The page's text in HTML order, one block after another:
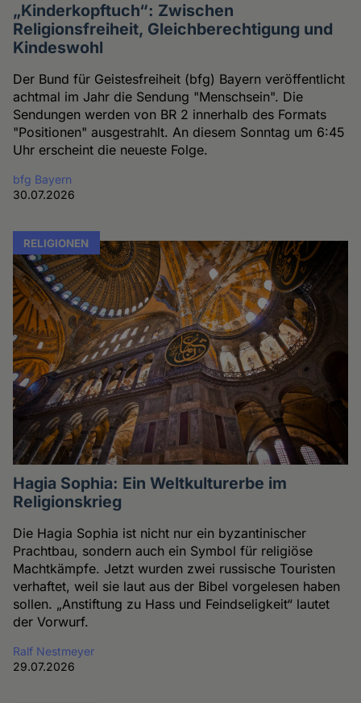
„Kinderkopftuch“: Zwischen
Religionsfreiheit, Gleichberechtigung und
Kindeswohl
Der Bund für Geistesfreiheit (bfg) Bayern veröffentlicht
achtmal im Jahr die Sendung "Menschsein". Die
Sendungen werden von BR 2 innerhalb des Formats
"Positionen" ausgestrahlt. An diesem Sonntag um 6:45
Uhr erscheint die neueste Folge.
bfg Bayern
30.07.2026
RELIGIONEN
Hagia Sophia: Ein Weltkulturerbe im
Religionskrieg
Die Hagia Sophia ist nicht nur ein byzantinischer
Prachtbau, sondern auch ein Symbol für religiöse
Machtkämpfe. Jetzt wurden zwei russische Touristen
verhaftet, weil sie laut aus der Bibel vorgelesen haben
sollen. „Anstiftung zu Hass und Feindseligkeit“ lautet
der Vorwurf.
Ralf Nestmeyer
29.07.2026